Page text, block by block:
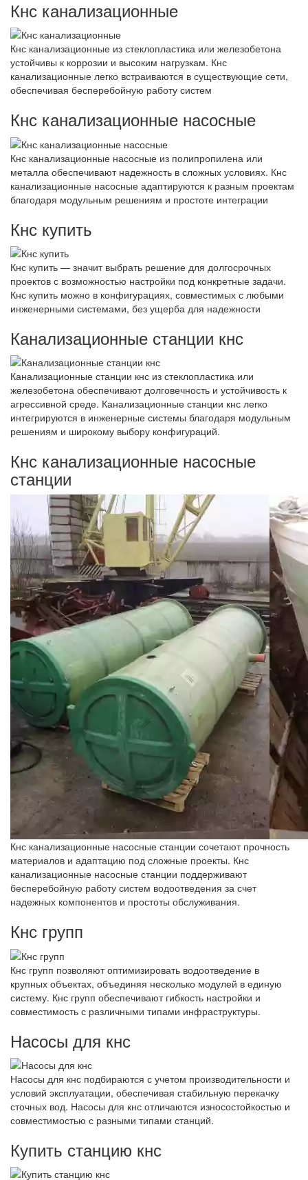
Кнс канализационные
Кнс канализационные из стеклопластика или железобетона
устойчивы к коррозии и высоким нагрузкам. Кнс
канализационные легко встраиваются в существующие сети,
обеспечивая бесперебойную работу систем
Кнс канализационные насосные
Кнс канализационные насосные из полипропилена или
металла обеспечивают надежность в сложных условиях. Кнс
канализационные насосные адаптируются к разным проектам
благодаря модульным решениям и простоте интеграции
Кнс купить
Кнс купить — значит выбрать решение для долгосрочных
проектов с возможностью настройки под конкретные задачи.
Кнс купить можно в конфигурациях, совместимых с любыми
инженерными системами, без ущерба для надежности
Канализационные станции кнс
Канализационные станции кнс из стеклопластика или
железобетона обеспечивают долговечность и устойчивость к
агрессивной среде. Канализационные станции кнс легко
интегрируются в инженерные системы благодаря модульным
решениям и широкому выбору конфигураций.
Кнс канализационные насосные
станции
Кнс канализационные насосные станции сочетают прочность
материалов и адаптацию под сложные проекты. Кнс
канализационные насосные станции поддерживают
бесперебойную работу систем водоотведения за счет
надежных компонентов и простоты обслуживания.
Кнс групп
Кнс групп позволяют оптимизировать водоотведение в
крупных объектах, объединяя несколько модулей в единую
систему. Кнс групп обеспечивают гибкость настройки и
совместимость с различными типами инфраструктуры.
Насосы для кнс
Насосы для кнс подбираются с учетом производительности и
условий эксплуатации, обеспечивая стабильную перекачку
сточных вод. Насосы для кнс отличаются износостойкостью и
совместимостью с разными типами станций.
Купить станцию кнс